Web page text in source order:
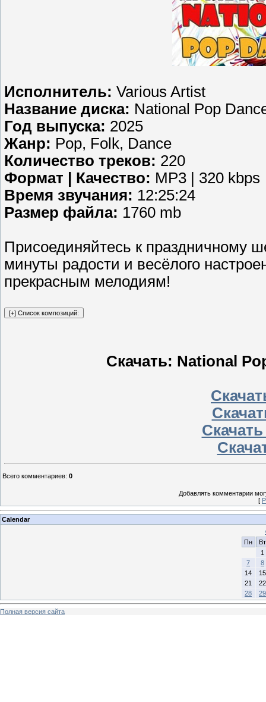
Исполнитель: Various Artist
Название диска: National Pop
Год выпуска: 2025
Жанр: Pop, Folk, Dance
Количество треков: 220
Формат | Качество: MP3 | 320 kbps
Время звучания: 12:25:24
Размер файла: 1760 mb
Присоединяйтесь к праздничному
минуты радости и весёлого
прекрасным мелодиям!
Скачать: National
Всего комментариев: 0
Добавлять комментарии
[
Calendar
Пн
Вт
1
7
8
14
15
21
22
28
29
Полная версия сайта